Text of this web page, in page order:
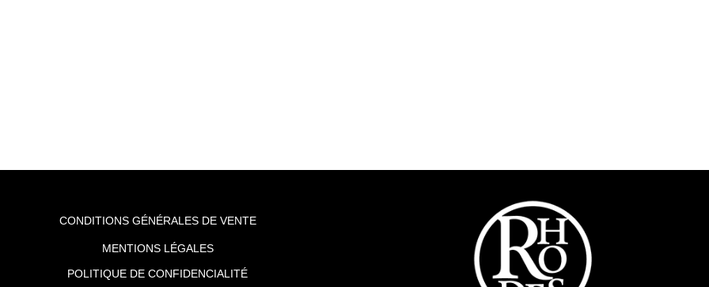
CONDITIONS GÉNÉRALES DE VENTE
MENTIONS LÉGALES
POLITIQUE DE CONFIDENCIALITÉ